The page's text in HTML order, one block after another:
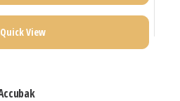
Quick View
accubak